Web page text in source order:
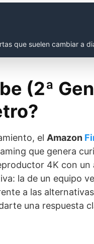
que suelen cambiar a
(2ª
el Amazon
que genera
4K con un
la de un equipo
a las
una respuesta